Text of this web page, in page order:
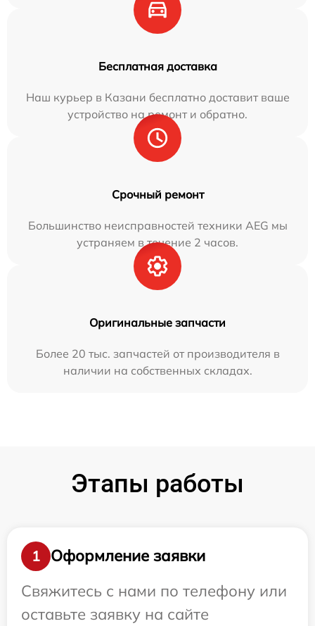
Бесплатная доставка
Наш курьер в Казани бесплатно доставит ваше
устройство на ремонт и обратно.
Срочный ремонт
Большинство неисправностей техники AEG мы
устраняем в течение 2 часов.
Оригинальные запчасти
Более 20 тыс. запчастей от производителя в
наличии на собственных складах.
Этапы работы
1
Оформление заявки
Свяжитесь с нами по телефону или
оставьте заявку на сайте